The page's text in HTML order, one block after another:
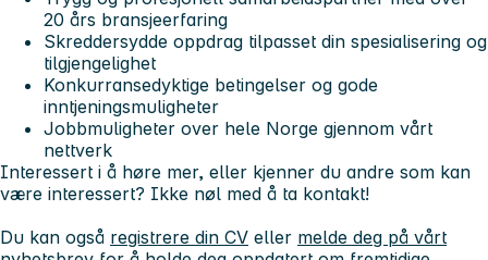
20 års bransjeerfaring
Skreddersydde oppdrag tilpasset din spesialisering og
tilgjengelighet
Konkurransedyktige betingelser og gode
inntjeningsmuligheter
Jobbmuligheter over hele Norge gjennom vårt
nettverk
Interessert i å høre mer, eller kjenner du andre som kan
være interessert? Ikke nøl med å ta kontakt!
Du kan også registrere din CV eller melde deg på vårt